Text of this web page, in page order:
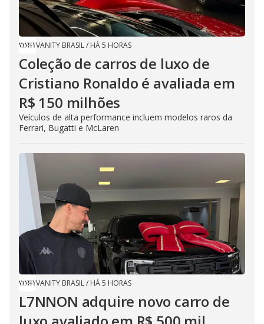
VANITY BRASIL/ HÁ 5 HORAS
Coleção de carros de luxo de
Cristiano Ronaldo é avaliada em
R$ 150 milhões
Veículos de alta performance incluem modelos raros da
Ferrari, Bugatti e McLaren
VANITY BRASIL/ HÁ 5 HORAS
L7NNON adquire novo carro de